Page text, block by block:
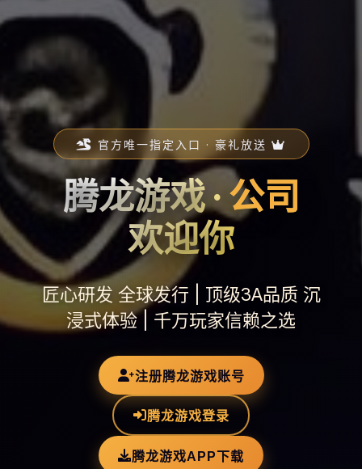
官方唯一指定入口 · 豪礼放送
腾龙游戏 ·公司
欢迎你
匠心研发 全球发行 | 顶级3A品质 沉
浸式体验 | 千万玩家信赖之选
注册腾龙游戏账号
腾龙游戏登录
腾龙游戏APP下载